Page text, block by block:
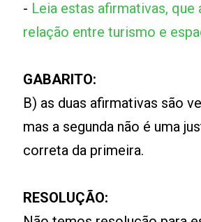
- Leia estas afirmativas, que
relação entre turismo e
GABARITO:
B) as duas afirmativas são
mas a segunda não é uma
correta da primeira.
RESOLUÇÃO: